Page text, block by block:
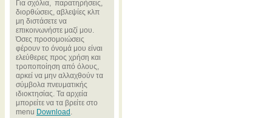
Για σχόλια, παρατηρήσεις,
διορθώσεις, αβλεψίες κλπ
μη διστάσετε να
επικοινωνήστε μαζί μου.
Όσες προσομοιώσεις
φέρουν το όνομά μου είναι
ελεύθερες προς χρήση και
τροποποίηση από όλους,
αρκεί να μην αλλαχθούν τα
σύμβολα πνευματικής
ιδιοκτησίας. Τα αρχεία
μπορείτε να τα βρείτε στο
menu Download .